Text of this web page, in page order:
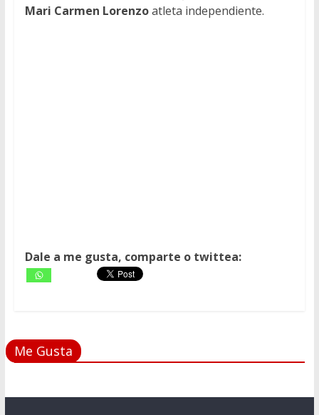
Mari Carmen Lorenzoatleta independiente.
Dale a me gusta, comparte o twittea:
Me Gusta